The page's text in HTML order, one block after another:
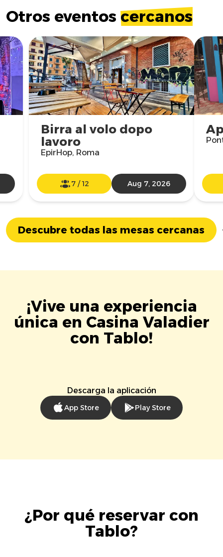
Otros eventos cercanos
Birra al volo dopo
lavoro
EpirHop, Roma
7 /12 Aug 7, 2026
Descubre todas las mesas cercanas
¡Vive una experiencia
única en Casina Valadier
con Tablo!
Descarga la aplicación
App Store Play Store
¿Por qué reservar con
Tablo?